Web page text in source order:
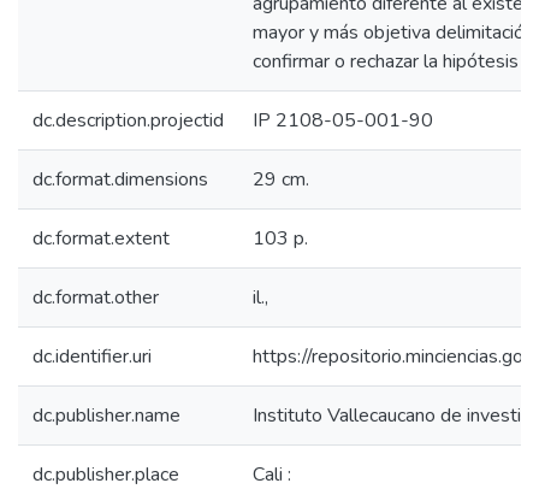
mayor y más objetiva
confirmar o rechazar la hipótesis
dc.description.projectid IP 2108-05-001-90
dc.format.dimensions 29 cm.
dc.format.extent 103 p.
dc.format.other il.,
dc.identifier.uri https://
dc.publisher.name Instituto Vallecaucano de
dc.publisher.place Cali :